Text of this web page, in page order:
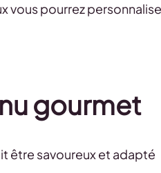
vous pourrez
gourmet
être savoureux et adapté